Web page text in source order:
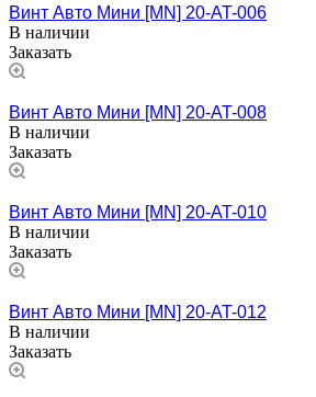
Винт Авто Мини [MN] 20-AT-006
В наличии
Заказать
Винт Авто Мини [MN] 20-AT-008
В наличии
Заказать
Винт Авто Мини [MN] 20-AT-010
В наличии
Заказать
Винт Авто Мини [MN] 20-AT-012
В наличии
Заказать